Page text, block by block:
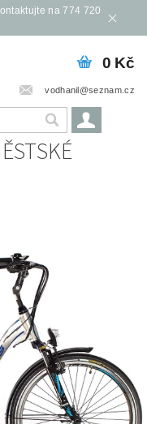
na 774 720
vodhanil@seznam.cz
0 Kč